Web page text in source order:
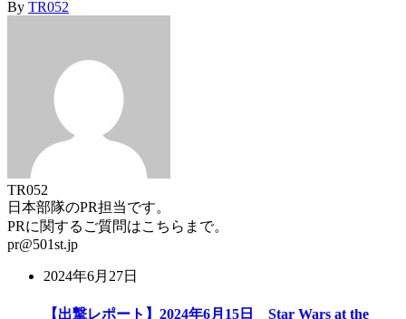
By TR052
TR052
日本部隊のPR担当です。
PRに関するご質問はこちらまで。
pr@501st.jp
2024年6月27日
【出撃レポート】2024年6月15日 Star Wars at the